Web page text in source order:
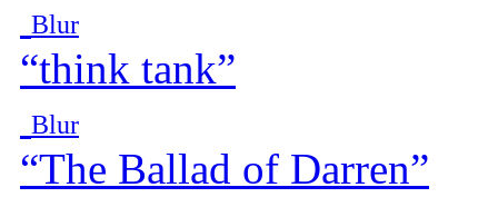
Blur
“think tank”
Blur
“The Ballad of Darren”